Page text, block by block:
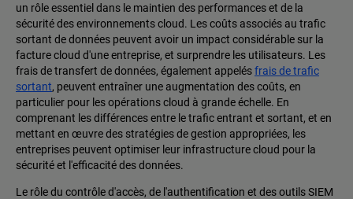
un rôle essentiel dans le maintien des performances et de la
sécurité des environnements cloud. Les coûts associés au trafic
sortant de données peuvent avoir un impact considérable sur la
facture cloud d'une entreprise, et surprendre les utilisateurs. Les
frais de transfert de données, également appelésfrais de trafic
sortant, peuvent entraîner une augmentation des coûts, en
particulier pour les opérations cloud à grande échelle. En
comprenant les différences entre le trafic entrant et sortant, et en
mettant en œuvre des stratégies de gestion appropriées, les
entreprises peuvent optimiser leur infrastructure cloud pour la
sécurité et l'efficacité des données.
Le rôle du contrôle d'accès, de l'authentification et des outils SIEM